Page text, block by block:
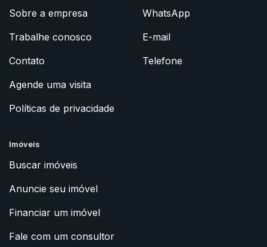
Sobre a empresa
Trabalhe conosco
Contato
Agende uma visita
Políticas de privacidade
WhatsApp
E-mail
Telefone
Imóveis
Buscar imóveis
Anuncie seu imóvel
Financiar um imóvel
Fale com um consultor